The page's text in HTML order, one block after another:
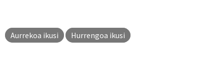
Aurrekoa ikusi Hurrengoa ikusi